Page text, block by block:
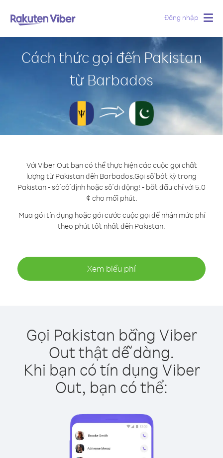
Đăng nhập
Cách thức gọi đến Pakistan
từ Barbados
Với Viber Out bạn có thể thực hiện các cuộc gọi chất
lượng từ Pakistan đến Barbados.Gọi số bất kỳ trong
Pakistan - số cố định hoặc số di động! - bắt đầu chỉ với 5.0
¢ cho mỗi phút.
Mua gói tín dụng hoặc gói cước cuộc gọi để nhận mức phí
theo phút tốt nhất đến Pakistan.
Xem biểu phí
Gọi Pakistan bằng Viber
Out thật dễ dàng.
Khi bạn có tín dụng Viber
Out, bạn có thể: